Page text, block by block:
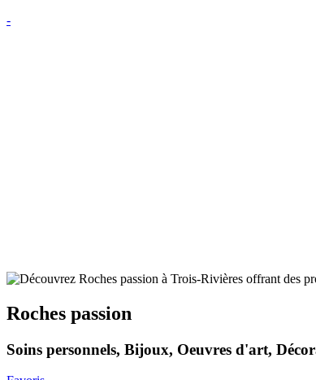
-
Roches passion
Soins personnels, Bijoux, Oeuvres d'art,